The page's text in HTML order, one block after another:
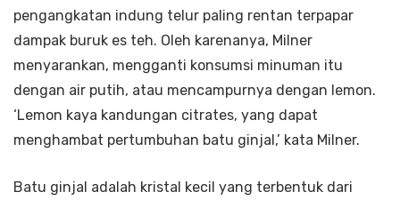
pengangkatan indung telur paling rentan terpapar
dampak buruk es teh. Oleh karenanya, Milner
menyarankan, mengganti konsumsi minuman itu
dengan air putih, atau mencampurnya dengan lemon.
‘Lemon kaya kandungan citrates, yang dapat
menghambat pertumbuhan batu ginjal,’ kata Milner.
Batu ginjal adalah kristal kecil yang terbentuk dari